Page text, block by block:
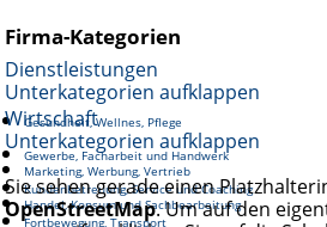
Firma-Kategorien
Dienstleistungen
Unterkategorien aufklappen
Gesundheit, Wellnes, Pflege
Gewerbe, Facharbeit und Handwerk
Kundenbetreuung, Service und Coaching
Fortbewegung, Transport
Wirtschaft
Unterkategorien aufklappen
Marketing, Werbung, Vertrieb
Handel, Konsum und Sachbearbeitung
Sie sehen gerade einen
OpenStreetMap. Um auf den